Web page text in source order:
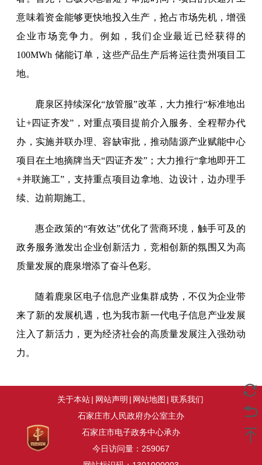
意味着资金能够更快地投入生产，抢占市场先机，增强
企业市场竞争力。例如，我们企业最近已经获得的
100MWh 储能订单，这些产品生产后将运往贵州项目工
地。
鹿泉区持续深化“放管服”改革，大力推行“标准地出
让+四证齐发”，对重点项目提前介入服务、全程帮办代
办，实施并联办理、容缺审批，推动陆源产业赋能中心
项目在土地摘牌当天“四证齐发”；大力推行“拿地即开工
+并联施工”，支持重点项目边拿地、边设计，边办理手
续、边前期施工。
惠企政策的“有效达”优化了营商环境，触手可及的
政务服务激发出企业创新活力，竞相创新的氛围又为高
质量发展的鹿泉增添了奋斗色彩。
随着鹿泉区电子信息产业集群成势，不仅为企业带
来了新的发展机遇，也为我市新一代电子信息产业发展
注入了新活力，更为经济社会的高质量发展注入强劲动
力。
关于本站| 网站声明 | 网站地图 | 联系我们
石家庄市人民政府办公室主办
石家庄市电子政务中心承办
今日访问量： 259067